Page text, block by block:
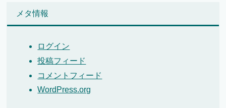
メタ情報
ログイン
投稿フィード
コメントフィード
WordPress.org